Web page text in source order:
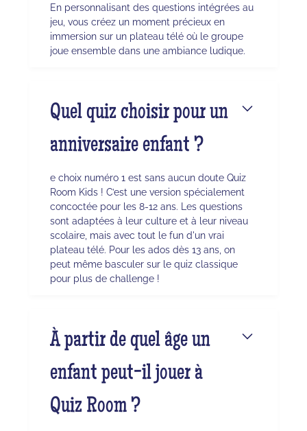
En personnalisant des questions intégrées au
jeu, vous créez un moment précieux en
immersion sur un plateau télé où le groupe
joue ensemble dans une ambiance ludique.
Quel quiz choisir pour un
anniversaire enfant ?
e choix numéro 1 est sans aucun doute Quiz
Room Kids ! C’est une version spécialement
concoctée pour les 8-12 ans. Les questions
sont adaptées à leur culture et à leur niveau
scolaire, mais avec tout le fun d'un vrai
plateau télé. Pour les ados dès 13 ans, on
peut même basculer sur le quiz classique
pour plus de challenge !
À partir de quel âge un
enfant peut-il jouer à
Quiz Room ?